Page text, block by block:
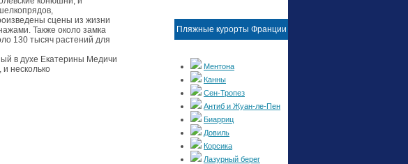
сцены из жизни
Также около замка
130 тысяч растений для
в духе Екатерины Медичи
и несколько
Пляжные курорты Франции
Ментона
Канны
Сен-Тропез
Антиб и Жуан-ле-Пен
Биарриц
Довиль
Корсика
Лазурный берег